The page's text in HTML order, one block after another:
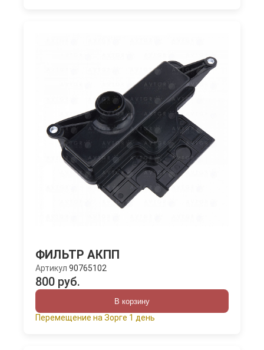
ФИЛЬТР АКПП
Артикул 90765102
800 руб.
В корзину
Перемещение на Зорге 1 день